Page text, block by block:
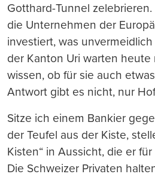
Gotthard-Tunnel
die Unternehmen der
investiert, was unvermeidlich
der Kanton Uri warten heute
wissen, ob für sie auch
Antwort gibt es nicht, nur
Sitze ich einem Bankier
der Teufel aus der Kiste,
Kisten“ in Aussicht, die er
Die Schweizer Privaten